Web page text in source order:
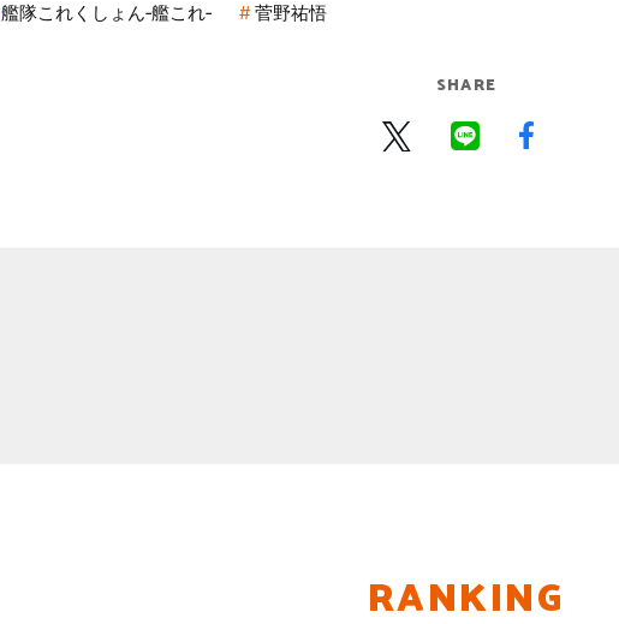
艦隊これくしょん‐艦これ‐
菅野祐悟
SHARE
RANKING